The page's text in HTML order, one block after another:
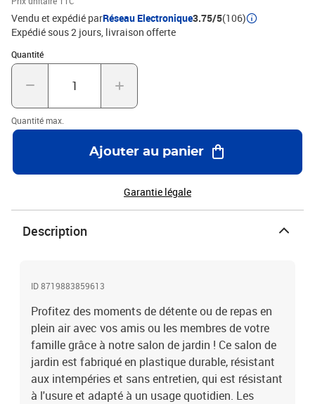
Vendu et expédié parRéseau Electronique3.75/5(106)
Expédié sous 2 jours livraison offerte
Quantité
Quantité : 1
Quantité max.
Ajouter au panier
Garantie légale
Description
ID 8719883859613
Profitez des moments de détente ou de repas en
plein air avec vos amis ou les membres de votre
famille grâce à notre salon de jardin ! Ce salon de
jardin est fabriqué en plastique durable, résistant
aux intempéries et sans entretien, qui est résistant
à l'usure et adapté à un usage quotidien. Les